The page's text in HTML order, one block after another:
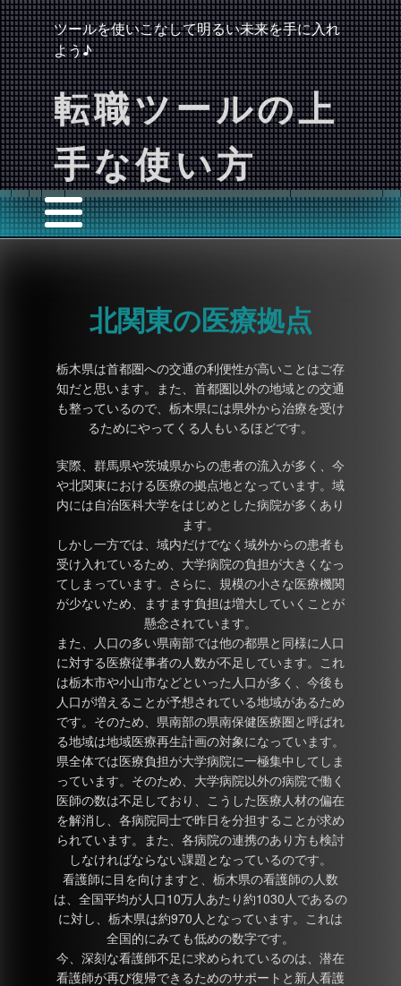
ツールを使いこなして明るい未来を手に入れ
よう♪
転職ツールの上
手な使い方
北関東の医療拠点
栃木県は首都圏への交通の利便性が高いことはご存
知だと思います。また、首都圏以外の地域との交通
も整っているので、栃木県には県外から治療を受け
るためにやってくる人もいるほどです。
実際、群馬県や茨城県からの患者の流入が多く、今
や北関東における医療の拠点地となっています。域
内には自治医科大学をはじめとした病院が多くあり
ます。
しかし一方では、域内だけでなく域外からの患者も
受け入れているため、大学病院の負担が大きくなっ
てしまっています。さらに、規模の小さな医療機関
が少ないため、ますます負担は増大していくことが
懸念されています。
また、人口の多い県南部では他の都県と同様に人口
に対する医療従事者の人数が不足しています。これ
は栃木市や小山市などといった人口が多く、今後も
人口が増えることが予想されている地域があるため
です。そのため、県南部の県南保健医療圏と呼ばれ
る地域は地域医療再生計画の対象になっています。
県全体では医療負担が大学病院に一極集中してしま
っています。そのため、大学病院以外の病院で働く
医師の数は不足しており、こうした医療人材の偏在
を解消し、各病院同士で昨日を分担することが求め
られています。また、各病院の連携のあり方も検討
しなければならない課題となっているのです。
看護師に目を向けますと、栃木県の看護師の人数
は、全国平均が人口10万人あたり約1030人であるの
に対し、栃木県は約970人となっています。これは
全国的にみても低めの数字です。
今、深刻な看護師不足に求められているのは、潜在
看護師が再び復帰できるためのサポートと新人看護